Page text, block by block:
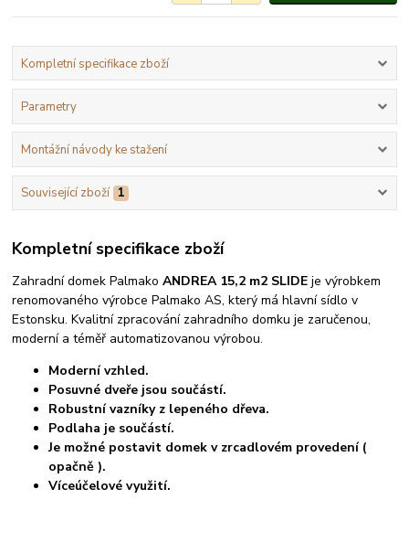
Kompletní specifikace zboží
Parametry
Montážní návody ke stažení
Související zboží 1
Kompletní specifikace zboží
Zahradní domek PalmakoANDREA 15,2 m2 SLIDEje výrobkem
renomovaného výrobce Palmako AS, který má hlavní sídlo v
Estonsku. Kvalitní zpracování zahradního domku je zaručenou,
moderní a téměř automatizovanou výrobou.
Moderní vzhled.
Posuvné dveře jsou součástí.
Robustní vazníky z lepeného dřeva.
Podlaha je součástí.
Je možné postavit domek v zrcadlovém provedení (
opačně ).
Víceúčelové využití.